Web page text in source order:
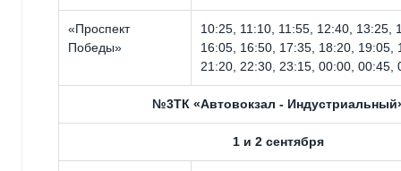
«Проспект
Победы»
10:25, 11:10, 11:55, 12:40, 13:25,
16:05, 16:50, 17:35, 18:20, 19:05,
21:20, 22:30, 23:15, 00:00, 00:45,
№3ТК «Автовокзал -
1 и 2 сентября